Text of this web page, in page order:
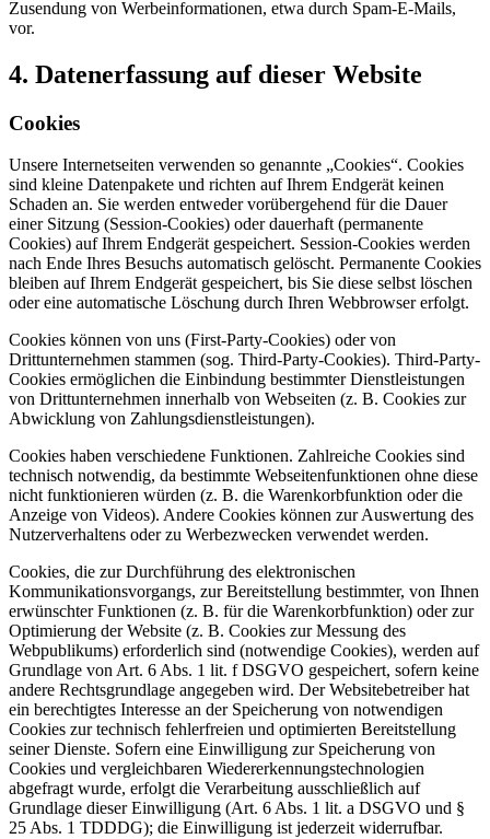
Zusendung von Werbeinformationen, etwa durch Spam-E-Mails,
vor.
4. Datenerfassung auf dieser Website
Cookies
Unsere Internetseiten verwenden so genannte „Cookies“. Cookies
sind kleine Datenpakete und richten auf Ihrem Endgerät keinen
Schaden an. Sie werden entweder vorübergehend für die Dauer
einer Sitzung (Session-Cookies) oder dauerhaft (permanente
Cookies) auf Ihrem Endgerät gespeichert. Session-Cookies werden
nach Ende Ihres Besuchs automatisch gelöscht. Permanente Cookies
bleiben auf Ihrem Endgerät gespeichert, bis Sie diese selbst löschen
oder eine automatische Löschung durch Ihren Webbrowser erfolgt.
Cookies können von uns (First-Party-Cookies) oder von
Drittunternehmen stammen (sog. Third-Party-Cookies). Third-Party-
Cookies ermöglichen die Einbindung bestimmter Dienstleistungen
von Drittunternehmen innerhalb von Webseiten (z. B. Cookies zur
Abwicklung von Zahlungsdienstleistungen).
Cookies haben verschiedene Funktionen. Zahlreiche Cookies sind
technisch notwendig, da bestimmte Webseitenfunktionen ohne diese
nicht funktionieren würden (z. B. die Warenkorbfunktion oder die
Anzeige von Videos). Andere Cookies können zur Auswertung des
Nutzerverhaltens oder zu Werbezwecken verwendet werden.
Cookies, die zur Durchführung des elektronischen
Kommunikationsvorgangs, zur Bereitstellung bestimmter, von Ihnen
erwünschter Funktionen (z. B. für die Warenkorbfunktion) oder zur
Optimierung der Website (z. B. Cookies zur Messung des
Webpublikums) erforderlich sind (notwendige Cookies), werden auf
Grundlage von Art. 6 Abs. 1 lit. f DSGVO gespeichert, sofern keine
andere Rechtsgrundlage angegeben wird. Der Websitebetreiber hat
ein berechtigtes Interesse an der Speicherung von notwendigen
Cookies zur technisch fehlerfreien und optimierten Bereitstellung
seiner Dienste. Sofern eine Einwilligung zur Speicherung von
Cookies und vergleichbaren Wiedererkennungstechnologien
abgefragt wurde, erfolgt die Verarbeitung ausschließlich auf
Grundlage dieser Einwilligung (Art. 6 Abs. 1 lit. a DSGVO und §
25 Abs. 1 TDDDG); die Einwilligung ist jederzeit widerrufbar.